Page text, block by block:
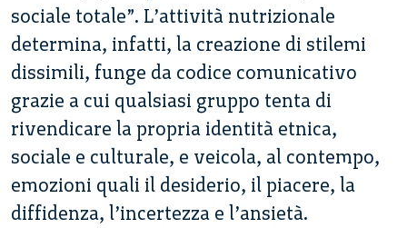
sociale totale”. L’attività nutrizionale
determina, infatti, la creazione di stilemi
dissimili, funge da codice comunicativo
grazie a cui qualsiasi gruppo tenta di
rivendicare la propria identità etnica,
sociale e culturale, e veicola, al contempo,
emozioni quali il desiderio, il piacere, la
diffidenza, l’incertezza e l’ansietà.